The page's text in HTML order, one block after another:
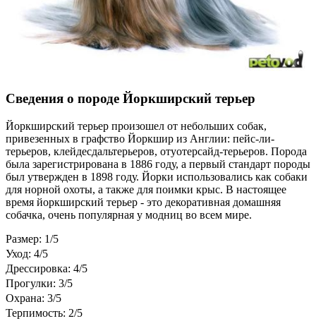
Сведения о породе Йоркширский терьер
Йоркширский терьер произошел от небольших собак,
привезенных в графство Йоркшир из Англии: пейс-ли-
терьеров, клейдесдальтерьеров, отуотерсайд-терьеров. Порода
была зарегистрирована в 1886 году, а первый стандарт породы
был утвержден в 1898 году. Йорки использовались как собаки
для норной охоты, а также для поимки крыс. В настоящее
время йоркширский терьер - это декоративная домашняя
собачка, очень популярная у модниц во всем мире.
Размер: 1/5
Уход: 4/5
Дрессировка: 4/5
Прогулки: 3/5
Охрана: 3/5
Терпимость: 2/5